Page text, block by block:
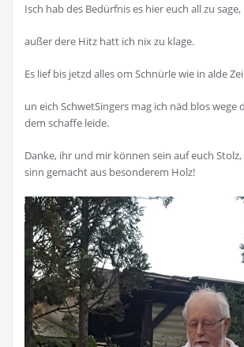
Isch hab des Bedürfnis es hier euch all zu sage,
außer dere Hitz hatt ich nix zu klage.
Es lief bis jetzd alles om Schnürle wie in alde
un eich SchwetSingers mag ich näd blos wege
dem schaffe leide.
Danke, ihr und mir können sein auf euch
sinn gemacht aus besonderem Holz!